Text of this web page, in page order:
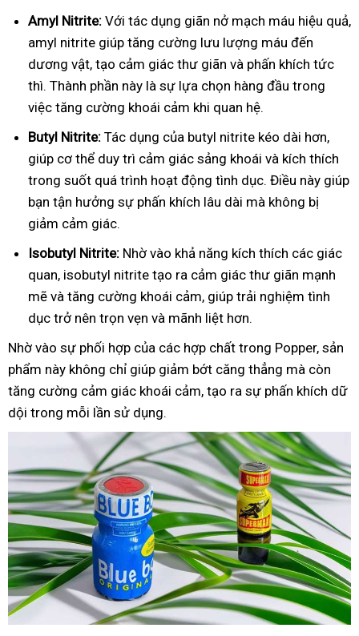
Amyl Nitrite: Với tác dụng giãn nở mạch máu hiệu quả,
amyl nitrite giúp tăng cường lưu lượng máu đến
dương vật, tạo cảm giác thư giãn và phấn khích tức
thì. Thành phần này là sự lựa chọn hàng đầu trong
việc tăng cường khoái cảm khi quan hệ.
Butyl Nitrite: Tác dụng của butyl nitrite kéo dài hơn,
giúp cơ thể duy trì cảm giác sảng khoái và kích thích
trong suốt quá trình hoạt động tình dục. Điều này giúp
bạn tận hưởng sự phấn khích lâu dài mà không bị
giảm cảm giác.
Isobutyl Nitrite: Nhờ vào khả năng kích thích các giác
quan, isobutyl nitrite tạo ra cảm giác thư giãn mạnh
mẽ và tăng cường khoái cảm, giúp trải nghiệm tình
dục trở nên trọn vẹn và mãnh liệt hơn.
Nhờ vào sự phối hợp của các hợp chất trong Popper, sản
phẩm này không chỉ giúp giảm bớt căng thẳng mà còn
tăng cường cảm giác khoái cảm, tạo ra sự phấn khích dữ
dội trong mỗi lần sử dụng.